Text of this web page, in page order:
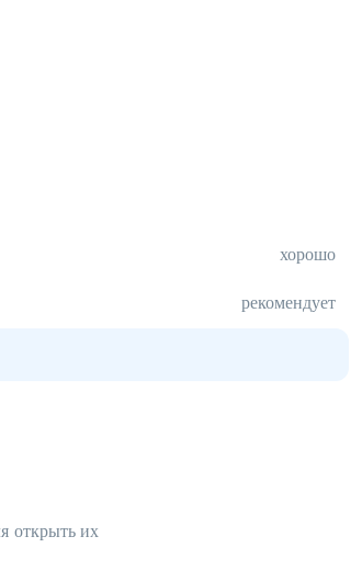
хорошо
рекомендует
открыть их